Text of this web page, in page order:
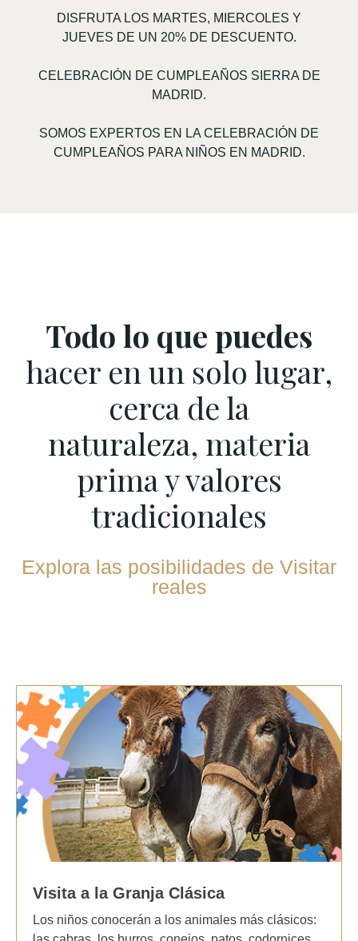
DISFRUTA LOS MARTES, MIERCOLES Y
JUEVES DE UN 20% DE DESCUENTO.
CELEBRACIÓN DE CUMPLEAÑOS SIERRA DE
MADRID.
SOMOS EXPERTOS EN LA CELEBRACIÓN DE
CUMPLEAÑOS PARA NIÑOS EN MADRID.
Todo lo que puedes
hacer en un solo lugar,
cerca de la
naturaleza, materia
prima y valores
tradicionales
Explora las posibilidades de Visitar
reales
Visita a la Granja Clásica
Los niños conocerán a los animales más clásicos: